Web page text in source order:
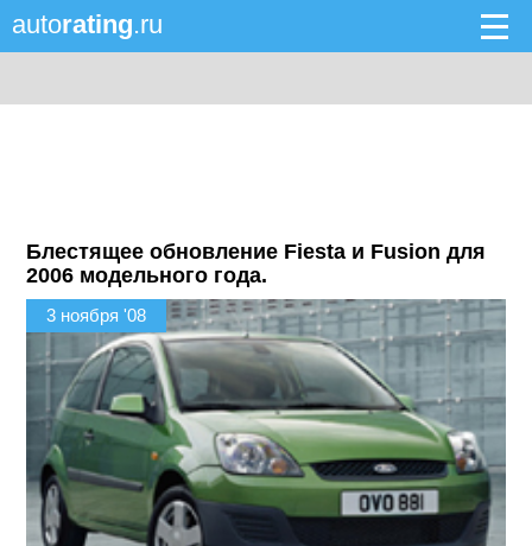
autorating.ru
Блестящее обновление Fiesta и Fusion для
2006 модельного года.
3 ноября '08